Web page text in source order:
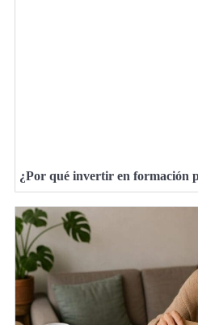
¿Por qué invertir en formación